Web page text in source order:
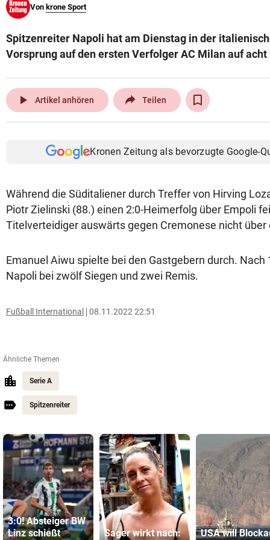
© Krone Multimedia GmbH & Co KG 2026
Von krone Sport
Spitzenreiter Napoli hat am Dienstag in der
Vorsprung auf den ersten Verfolger AC Milan auf
play_arrow Artikel anhören Teilen
Kronen Zeitung als bevorzugte Google-
Während die Süditaliener durch Treffer von Hirving
Piotr Zielinski (88.) einen 2:0-Heimerfolg über Empoli
Titelverteidiger auswärts gegen Cremonese nicht über
Emanuel Aiwu spielte bei den Gastgebern durch. Nach
Napoli bei zwölf Siegen und zwei Remis.
Fußball International 08.11.2022 22:51
Ähnliche Themen
Serie A
Spitzenreiter
3:0! Absteiger BW
Linz schießt
Sager wirkt nach:
USA will